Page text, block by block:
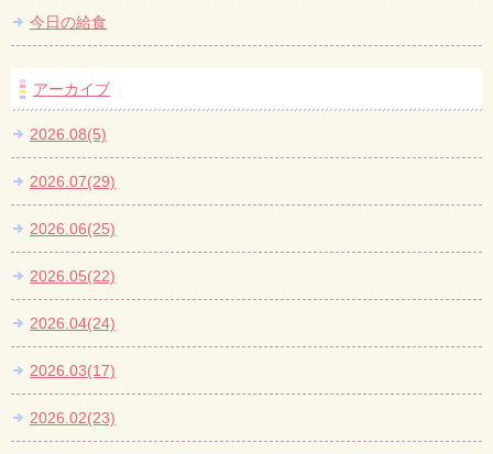
今日の給食
アーカイブ
2026.08(5)
2026.07(29)
2026.06(25)
2026.05(22)
2026.04(24)
2026.03(17)
2026.02(23)